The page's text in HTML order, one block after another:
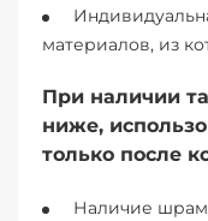
материалов, из
При наличии
ниже,
только после
Наличие